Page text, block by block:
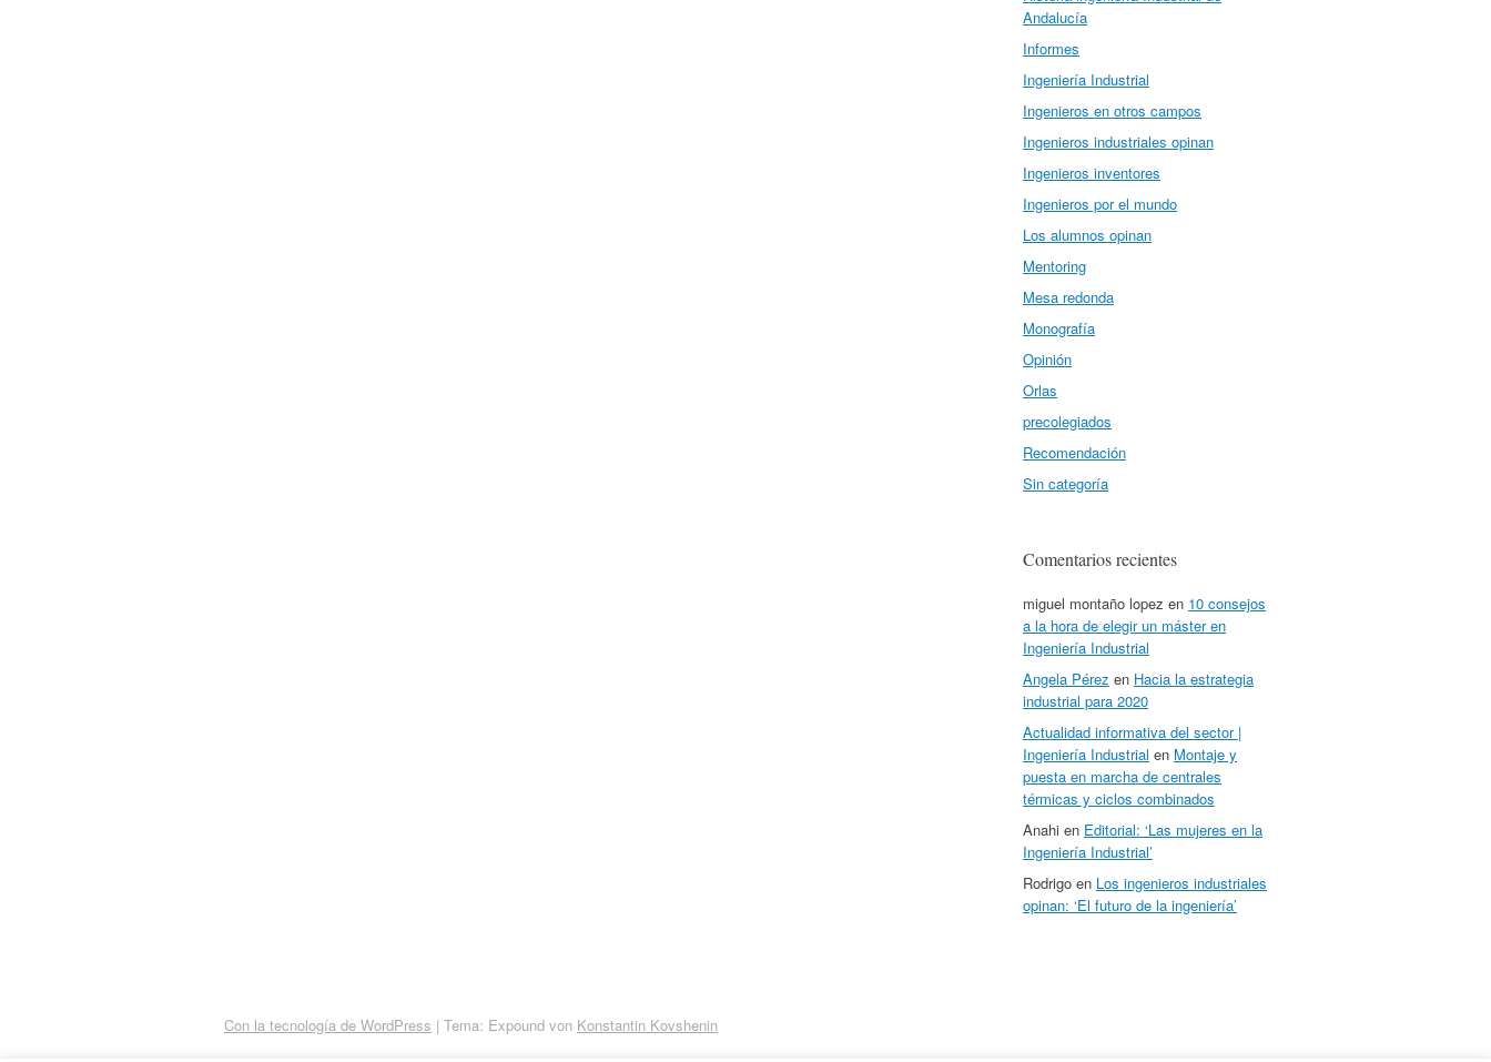
Andalucía
Informes
Ingeniería Industrial
Ingenieros en otros campos
Ingenieros industriales opinan
Ingenieros inventores
Ingenieros por el mundo
Los alumnos opinan
Mentoring
Mesa redonda
Monografía
Opinión
Orlas
precolegiados
Recomendación
Sin categoría
Comentarios recientes
miguel montaño lopez en 10 consejos
a la hora de elegir un máster en
Ingeniería Industrial
Angela Pérez en Hacia la estrategia
industrial para 2020
Actualidad informativa del sector |
Ingeniería Industrial en Montaje y
puesta en marcha de centrales
térmicas y ciclos combinados
Anahi en Editorial: ‘Las mujeres en la
Ingeniería Industrial’
Rodrigo en Los ingenieros industriales
opinan: ‘El futuro de la ingeniería’
Con la tecnología de WordPress | Tema: Expound von Konstantin Kovshenin